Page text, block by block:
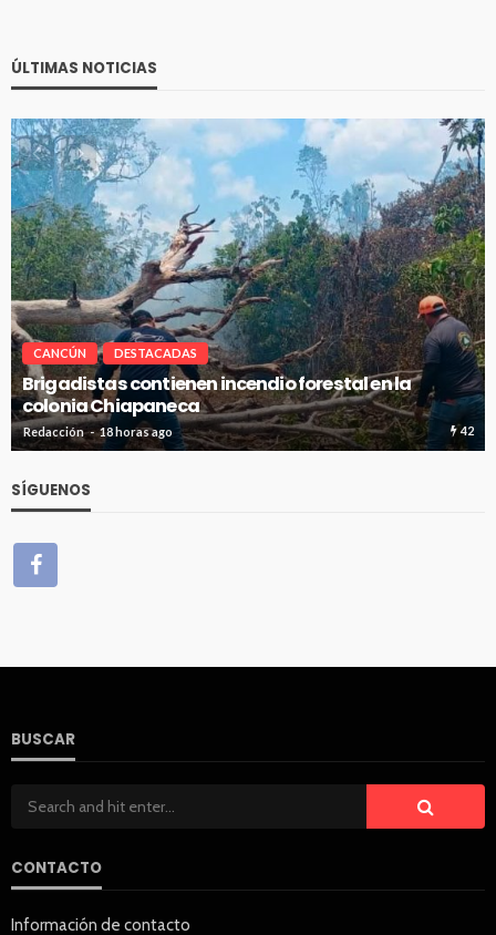
ÚLTIMAS NOTICIAS
CANCÚN DESTACADAS
Avanza en tiempo y forma la construcción de pozos
de absorción en Cancún
Redacción 18 horas ago 23
SÍGUENOS
BUSCAR
CONTACTO
Información de contacto